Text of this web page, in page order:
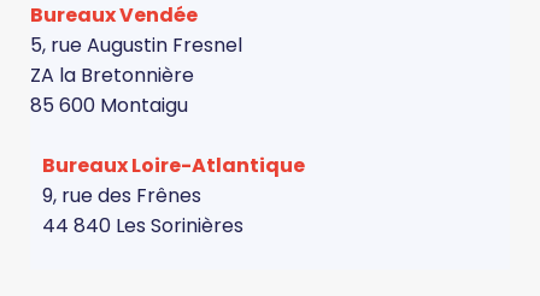
Bureaux Vendée
5, rue Augustin Fresnel
ZA la Bretonnière
85 600 Montaigu
Bureaux Loire-Atlantique
9, rue des Frênes
44 840 Les Sorinières